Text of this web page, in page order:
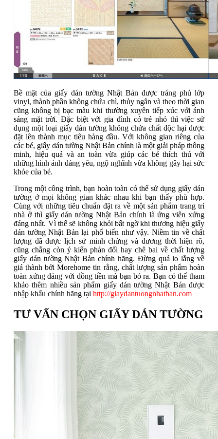
Bề mặt của giấy dán tường Nhật Bản được tráng phủ lớp
vinyl, thành phần không chứa chì, thủy ngân và theo thời gian
cũng không bị bạc màu khi thường xuyên tiếp xúc với ánh
sáng mặt trời. Đặc biệt với gia đình có trẻ nhỏ thì việc sử
dụng một loại giấy dán tường không chứa chất độc hại được
đặt lên thành mục tiêu hàng đầu. Với không gian riêng của
các bé, giấy dán tường Nhật Bản chính là một giải pháp thông
minh, hiệu quả và an toàn vừa giúp các bé thích thú với
những hình ảnh đáng yêu, ngộ nghĩnh vừa không gây hại sức
khỏe của bé.
Trong một công trình, bạn hoàn toàn có thể sử dụng giấy dán
tường ở mọi không gian khác nhau khi bạn thấy phù hợp.
Cùng với những tiêu chuẩn đặt ra về một sản phẩm trang trí
nhà ở thì giấy dán tường Nhật Bản chính là ứng viên xứng
đáng nhất. Vì thế sẽ không khỏi bất ngờ khi thương hiệu giấy
dán tường Nhật Bản lại phổ biến như vậy. Niềm tin về chất
lượng đã được lịch sử minh chứng và đương thời hiện rõ,
cũng chẳng còn ý kiến phản đối hay chê bai về chất lượng
giấy dán tường Nhật Bản chính hãng. Đừng quá lo lắng về
giá thành bởi Morehome tin rằng, chất lượng sản phẩm hoàn
toàn xứng đáng với đồng tiền mà bạn bỏ ra. Bạn có thể tham
khảo thêm nhiều sản phẩm giấy dán tường Nhật Bản được
nhập khẩu chính hãng tại http://giaydantuongnhatban.com
TƯ VẤN CHỌN GIẤY DÁN TƯỜNG